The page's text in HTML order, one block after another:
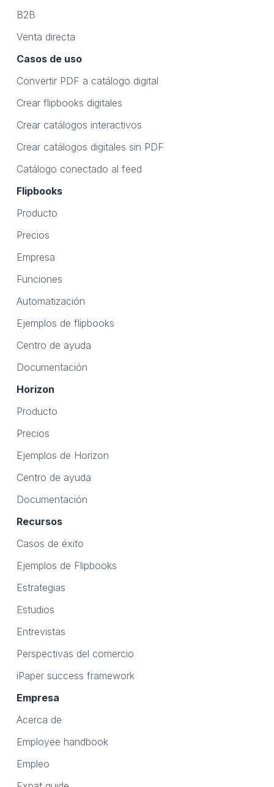
B2B
Venta directa
Casos de uso
Convertir PDF a catálogo digital
Crear flipbooks digitales
Crear catálogos interactivos
Crear catálogos digitales sin PDF
Catálogo conectado al feed
Flipbooks
Producto
Precios
Empresa
Funciones
Automatización
Ejemplos de flipbooks
Centro de ayuda
Documentación
Horizon
Producto
Precios
Ejemplos de Horizon
Centro de ayuda
Documentación
Recursos
Casos de éxito
Ejemplos de Flipbooks
Estrategias
Estudios
Entrevistas
Perspectivas del comercio
iPaper success framework
Empresa
Acerca de
Employee handbook
Empleo